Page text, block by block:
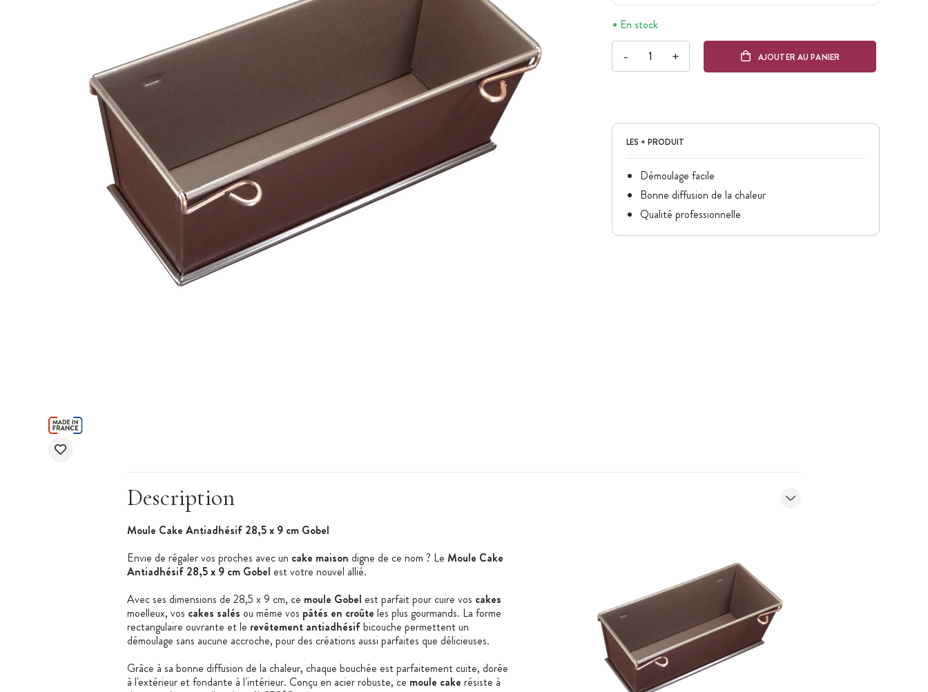
En stock
- + AJOUTER AU PANIER
LES + PRODUIT
Démoulage facile
Bonne diffusion de la chaleur
Qualité professionnelle
Description
Moule Cake Antiadhésif 28,5 x 9 cm Gobel
Envie de régaler vos proches avec un cake maison digne de ce nom ? Le Moule Cake
Antiadhésif 28,5 x 9 cm Gobel est votre nouvel allié.
Avec ses dimensions de 28,5 x 9 cm, ce moule Gobel est parfait pour cuire vos cakes
moelleux, vos cakes salés ou même vos pâtés en croûte les plus gourmands. La forme
rectangulaire ouvrante et le revêtement antiadhésifbicouche permettent un
démoulage sans aucune accroche, pour des créations aussi parfaites que délicieuses.
Grâce à sa bonne diffusion de la chaleur, chaque bouchée est parfaitement cuite, dorée
à l'extérieur et fondante à l'intérieur. Conçu en acier robuste, ce moule cake résiste à